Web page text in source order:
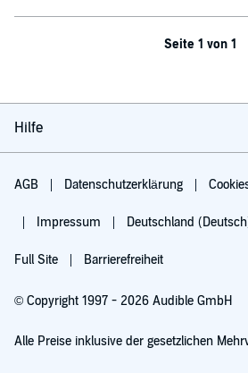
Seite 1 von 1
Hilfe
AGB Datenschutzerklärung
Impressum Deutschland
Full Site Barrierefreiheit
© Copyright 1997 - 2026 Audible GmbH
Alle Preise inklusive der gesetzlichen